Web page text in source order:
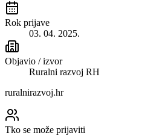
Rok prijave
03. 04. 2025.
Objavio / izvor
Ruralni razvoj RH
ruralnirazvoj.hr
Tko se može prijaviti